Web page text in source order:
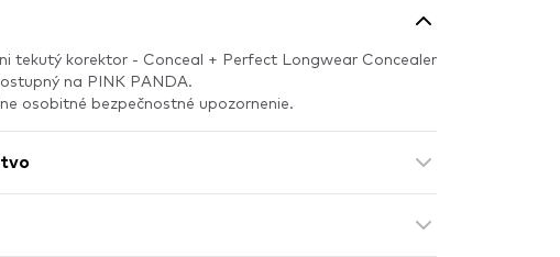
tekutý korektor - Conceal + Perfect Longwear Concealer
na PINK PANDA.
osobitné bezpečnostné upozornenie.